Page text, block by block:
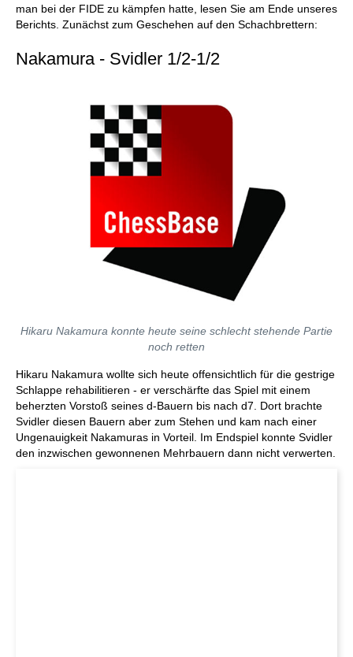
man bei der FIDE zu kämpfen hatte, lesen Sie am Ende unseres
Berichts. Zunächst zum Geschehen auf den Schachbrettern:
Nakamura - Svidler 1/2-1/2
Hikaru Nakamura konnte heute seine schlecht stehende Partie
noch retten
Hikaru Nakamura wollte sich heute offensichtlich für die gestrige
Schlappe rehabilitieren - er verschärfte das Spiel mit einem
beherzten Vorstoß seines d-Bauern bis nach d7. Dort brachte
Svidler diesen Bauern aber zum Stehen und kam nach einer
Ungenauigkeit Nakamuras in Vorteil. Im Endspiel konnte Svidler
den inzwischen gewonnenen Mehrbauern dann nicht verwerten.